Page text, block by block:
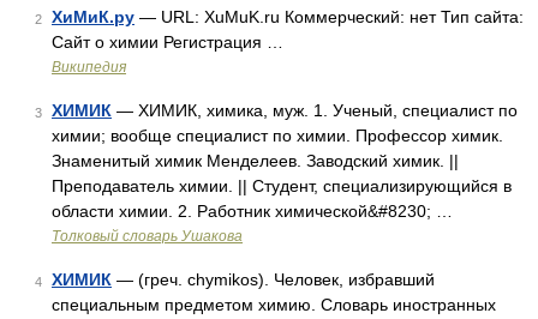
2 ХиМиК.ру — URL: XuMuK.ru Коммерческий: нет Тип сайта:
Сайт о химии Регистрация …
Википедия
3 ХИМИК — ХИМИК, химика, муж. 1. Ученый, специалист по
химии; вообще специалист по химии. Профессор химик.
Знаменитый химик Менделеев. Заводский химик. ||
Преподаватель химии. || Студент, специализирующийся в
области химии. 2. Работник химической&#8230; …
Толковый словарь Ушакова
4 ХИМИК — (греч. chymikos). Человек, избравший
специальным предметом химию. Словарь иностранных